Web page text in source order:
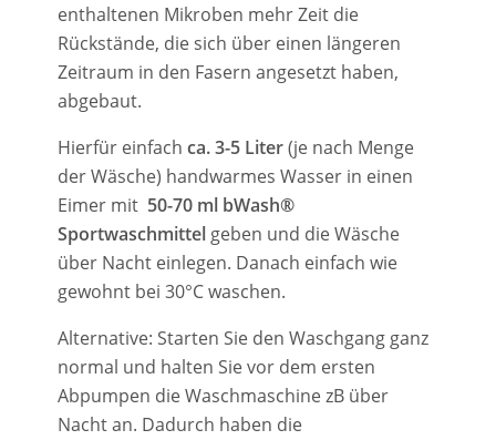
enthaltenen Mikroben mehr Zeit die
Rückstände, die sich über einen längeren
Zeitraum in den Fasern angesetzt haben,
abgebaut.
Hierfür einfach ca.3-5 Liter(je nach Menge
der Wäsche) handwarmes Wasser in einen
Eimer mit 50-70 ml bWash®
Sportwaschmittel geben und die Wäsche
über Nacht einlegen. Danach einfach wie
gewohnt bei 30°C waschen.
Alternative: Starten Sie den Waschgang ganz
normal und halten Sie vor dem ersten
Abpumpen die Waschmaschine zB über
Nacht an. Dadurch haben die